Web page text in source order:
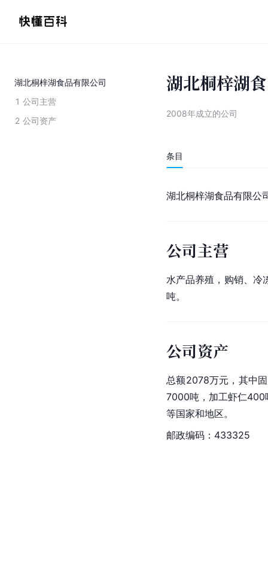
湖北桐梓湖食品有限公司
1 公司主营
2 公司资产
湖北桐梓湖
2008年成立的公司
条目
湖北桐梓湖食品有限公
公司主营
水产品养殖，购销、冷
吨。
公司资产
总额2078万元，其中
7000吨，加工虾仁400
等国家和地区。
邮政编码：433325